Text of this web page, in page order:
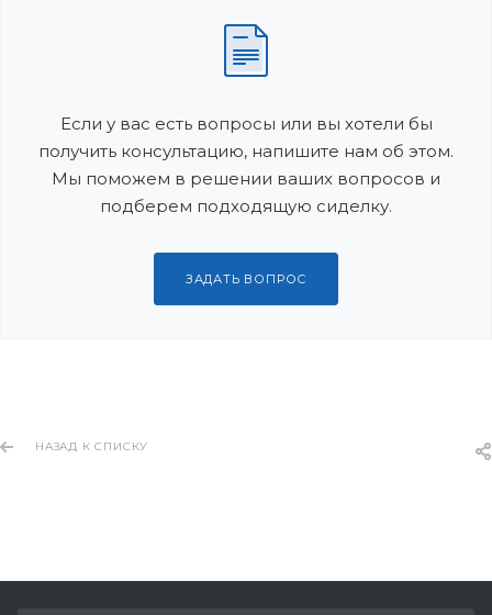
Если у вас есть вопросы или вы хотели бы
получить консультацию, напишите нам об этом.
Мы поможем в решении ваших вопросов и
подберем подходящую сиделку.
ЗАДАТЬ ВОПРОС
НАЗАД К СПИСКУ